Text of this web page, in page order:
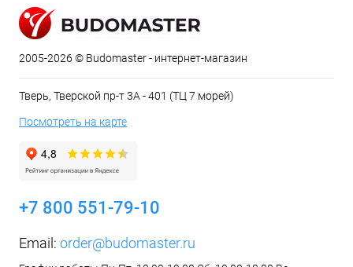
2005-2026 © Budomaster - интернет-магазин
Тверь, Тверской пр-т 3А - 401 (ТЦ 7 морей)
Посмотреть на карте
+7 800 551-79-10
Email: order@budomaster.ru